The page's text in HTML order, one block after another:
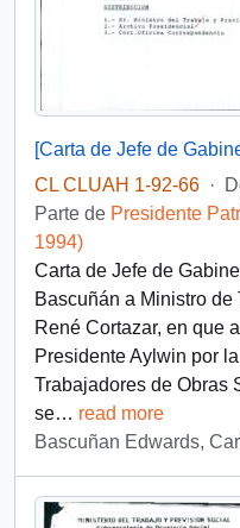
CL CLUAH 1-92-66 ·
Parte de Presidente
1994)
Carta de Jefe de
Bascuñán a Ministro
René Cortazar, en que
Presidente Aylwin por
Trabajadores de Obras
se… read more
Bascuñan Edwards,